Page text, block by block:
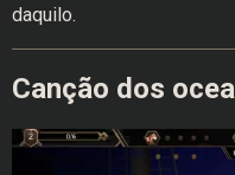
daquilo.
Canção dos